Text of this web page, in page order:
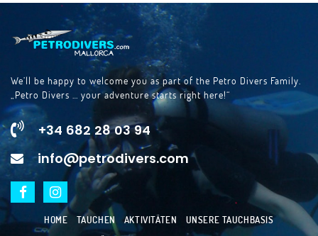
We’ll be happy to welcome you as part of the Petro Divers Family.
„Petro Divers … your adventure starts right here!“
+34 682 28 03 94
info@petrodivers.com
HOME TAUCHEN AKTIVITÄTEN
UNSERE TAUCHBASIS